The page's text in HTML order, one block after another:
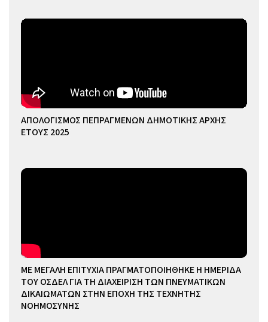
ΑΠΟΛΟΓΙΣΜΟΣ ΠΕΠΡΑΓΜΕΝΩΝ ΔΗΜΟΤΙΚΗΣ ΑΡΧΗΣ
ΕΤΟΥΣ 2025
ΜΕ ΜΕΓΑΛΗ ΕΠΙΤΥΧΙΑ ΠΡΑΓΜΑΤΟΠΟΙΗΘΗΚΕ Η ΗΜΕΡΙΔΑ
ΤΟΥ ΟΣΔΕΛ ΓΙΑ ΤΗ ΔΙΑΧΕΙΡΙΣΗ ΤΩΝ ΠΝΕΥΜΑΤΙΚΩΝ
ΔΙΚΑΙΩΜΑΤΩΝ ΣΤΗΝ ΕΠΟΧΗ ΤΗΣ ΤΕΧΝΗΤΗΣ
ΝΟΗΜΟΣΥΝΗΣ